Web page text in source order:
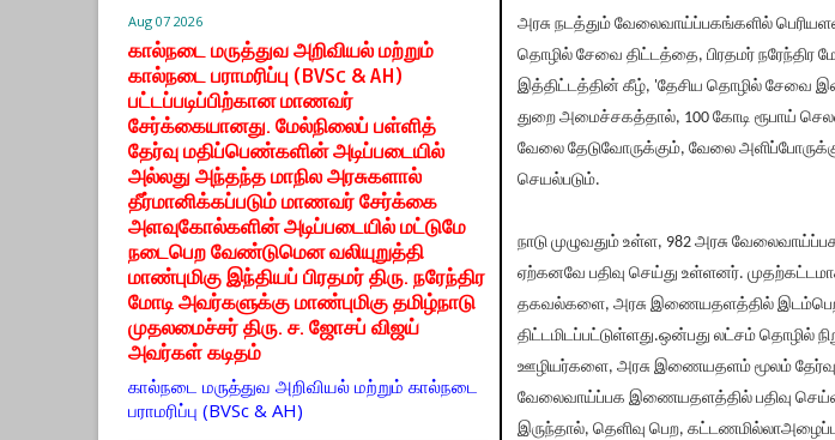
Aug 07 2026
கால்நடை மருத்துவ அறிவியல் மற்றும்
கால்நடை பராமரிப்பு (BVSc & AH)
பட்டப்படிப்பிற்கான மாணவர்
சேர்க்கையானது. மேல்நிலைப் பள்ளித்
தேர்வு மதிப்பெண்களின் அடிப்படையில்
அல்லது அந்தந்த மாநில அரசுகளால்
தீர்மானிக்கப்படும் மாணவர் சேர்க்கை
அளவுகோல்களின் அடிப்படையில் மட்டுமே
நடைபெற வேண்டுமென வலியுறுத்தி
மாண்புமிகு இந்தியப் பிரதமர் திரு. நரேந்திர
மோடி அவர்களுக்கு மாண்புமிகு தமிழ்நாடு
முதலமைச்சர் திரு. ச. ஜோசப் விஜய்
அவர்கள் கடிதம்
கால்நடை மருத்துவ அறிவியல் மற்றும் கால்நடை
பராமரிப்பு (BVSc & AH)
அரசு நடத்தும் வேலைவாய்ப்பகங்களில்
தொழில் சேவை திட்டத்தை, பிரதமர் நரேந்திர
இத்திட்டத்தின் கீழ், 'தேசிய தொழில் சேவை
துறை அமைச்சகத்தால், 100 கோடி ரூபாய்
வேலை தேடுவோருக்கும், வேலை
செயல்படும்.
நாடு முழுவதும் உள்ள, 982 அரசு
ஏற்கனவே பதிவு செய்து உள்ளனர்.
தகவல்களை, அரசு இணையதளத்தில்
திட்டமிடப்பட்டுள்ளது.ஒன்பது லட்சம்
ஊழியர்களை, அரசு இணையதளம் மூலம்
வேலைவாய்ப்பக இணையதளத்தில் பதிவு
இருந்தால், தெளிவு பெற,